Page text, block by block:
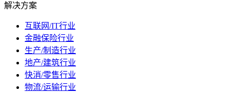
解决方案
互联网/IT行业
金融保险行业
生产/制造行业
地产/建筑行业
快消/零售行业
物流/运输行业